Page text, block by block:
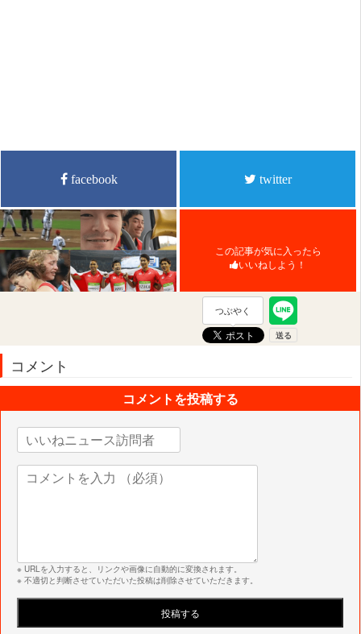
facebook twitter
この記事が気に入ったら
いいねしよう！
つぶやく
コメント
コメントを投稿する
※ URLを入力すると、リンクや画像に自動的に変換されます。
※ 不適切と判断させていただいた投稿は削除させていただきます。